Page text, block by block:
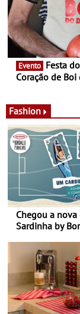
Evento
Coração de
Fashion
Chegou a
Sardinha by